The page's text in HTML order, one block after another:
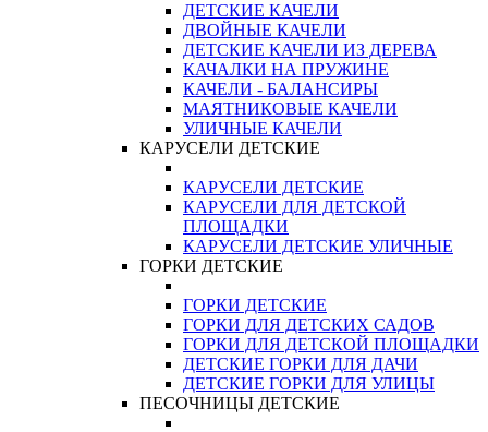
ДЕТСКИЕ КАЧЕЛИ
ДВОЙНЫЕ КАЧЕЛИ
ДЕТСКИЕ КАЧЕЛИ ИЗ ДЕРЕВА
КАЧАЛКИ НА ПРУЖИНЕ
КАЧЕЛИ - БАЛАНСИРЫ
МАЯТНИКОВЫЕ КАЧЕЛИ
УЛИЧНЫЕ КАЧЕЛИ
КАРУСЕЛИ ДЕТСКИЕ
КАРУСЕЛИ ДЕТСКИЕ
КАРУСЕЛИ ДЛЯ ДЕТСКОЙ
ПЛОЩАДКИ
КАРУСЕЛИ ДЕТСКИЕ УЛИЧНЫЕ
ГОРКИ ДЕТСКИЕ
ГОРКИ ДЕТСКИЕ
ГОРКИ ДЛЯ ДЕТСКИХ САДОВ
ГОРКИ ДЛЯ ДЕТСКОЙ ПЛОЩАДКИ
ДЕТСКИЕ ГОРКИ ДЛЯ ДАЧИ
ДЕТСКИЕ ГОРКИ ДЛЯ УЛИЦЫ
ПЕСОЧНИЦЫ ДЕТСКИЕ